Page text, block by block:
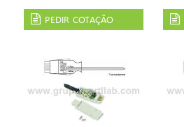
de 0,01 K
PEDIR COTAÇÃO